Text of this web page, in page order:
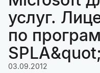
услуг.
по
SPLA&quot;
03.09.2012